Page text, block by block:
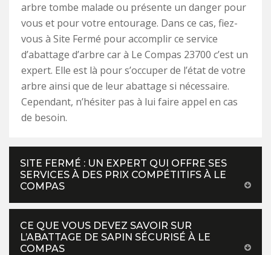
arbre tombe malade ou présente un danger pour
vous et pour votre entourage. Dans ce cas, fiez-
vous à Site Fermé pour accomplir ce service
d’abattage d’arbre car à Le Compas 23700 c’est un
expert. Elle est là pour s’occuper de l’état de votre
arbre ainsi que de leur abattage si nécessaire.
Cependant, n’hésiter pas à lui faire appel en cas
de besoin.
SITE FERMÉ : UN EXPERT QUI OFFRE SES
SERVICES À DES PRIX COMPÉTITIFS À LE
COMPAS
CE QUE VOUS DEVEZ SAVOIR SUR
L’ABATTAGE DE SAPIN SÉCURISÉ À LE
COMPAS